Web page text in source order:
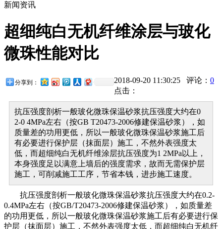
新闻资讯
超细纯白无机纤维涂层与玻化
微珠性能对比
分享到： 2018-09-20 11:30:25 评论： 0
点击：
抗压强度剖析一般玻化微珠保温砂浆抗压强度大约在0
2-0 4MPa左右（按GB T20473-2006修建保温砂浆），如
质量差的功用更低，所以一般玻化微珠保温砂浆施工后
有必要进行保护层（抹面层）施工，不然外表强度太
低，而超细纯白无机纤维涂层抗压强度为1 2MPa以上，
本身强度足以满意上墙后的强度需求，故而无需保护层
施工，可削减施工工序，节省本钱，进步施工速度。
抗压强度剖析一般玻化微珠保温砂浆抗压强度大约在0.2-
0.4MPa左右（按GB/T20473-2006修建保温砂浆），如质量差
的功用更低，所以一般玻化微珠保温砂浆施工后有必要进行保
护层（抹面层）施工，不然外表强度太低，而超细纯白无机纤